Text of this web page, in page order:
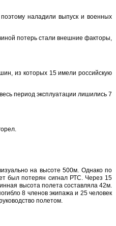
наладили выпуск и военных
потерь стали внешние факторы,
из которых 15 имели российскую
период эксплуатации лишились 7
на высоте 500м. Однако по
был потерян сигнал РТС. Через 15
высота полета составляла 42м.
8 членов экипажа и 25 человек
полетом.